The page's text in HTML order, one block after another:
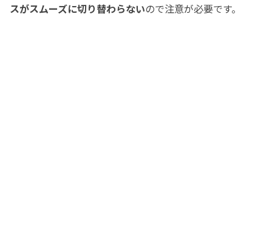
スがスムーズに切り替わらないので注意が必要です。